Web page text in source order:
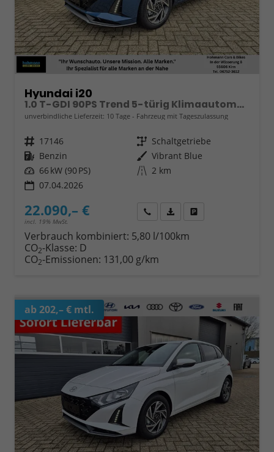
Hyundai i20
1.0 T-GDI 90PS Trend 5-türig Klimaautomatik Sitzheizung Lenkradheizung Rückf.Kamera PDC Apple CarPlay Android Auto Tempomat Touchscreen 16"LM
unverbindliche Lieferzeit: 10 Tage Fahrzeug mit Tageszulassung
Fahrzeugnr. 17146 Getriebe Schaltgetriebe
Kraftstoff Benzin Außenfarbe Vibrant Blue
Leistung 66 kW (90 PS) Kilometerstand 2 km
07.04.2026
22.090,– €
incl. 19% MwSt.
Wir rufen Sie anFahrzeugexposé (PDF)
Verbrauch kombiniert: 5,80 l/100km
CO2-Klasse: D
CO2-Emissionen: 131,00 g/km
ab 202,– € mtl.